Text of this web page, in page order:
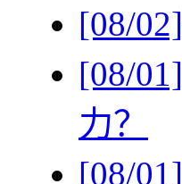
[08/02]
[08/01]
力？
[08/01]